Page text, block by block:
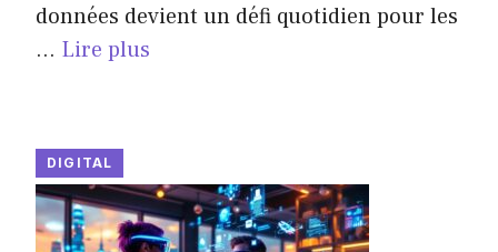
données devient un défi quotidien pour les
... Lire plus
DIGITAL